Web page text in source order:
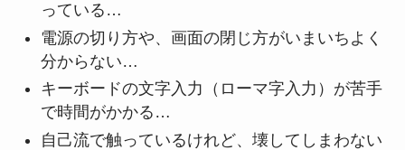
っている…
電源の切り方や、画面の閉じ方がいまいちよく
分からない…
キーボードの文字入力（ローマ字入力）が苦手
で時間がかかる…
自己流で触っているけれど、壊してしまわない